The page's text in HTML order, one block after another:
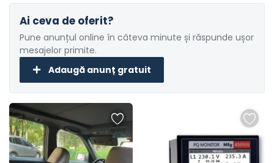
Ai ceva de oferit?
Pune anunțul online în câteva minute și răspunde ușor
mesajelor primite.
Adaugă anunț gratuit